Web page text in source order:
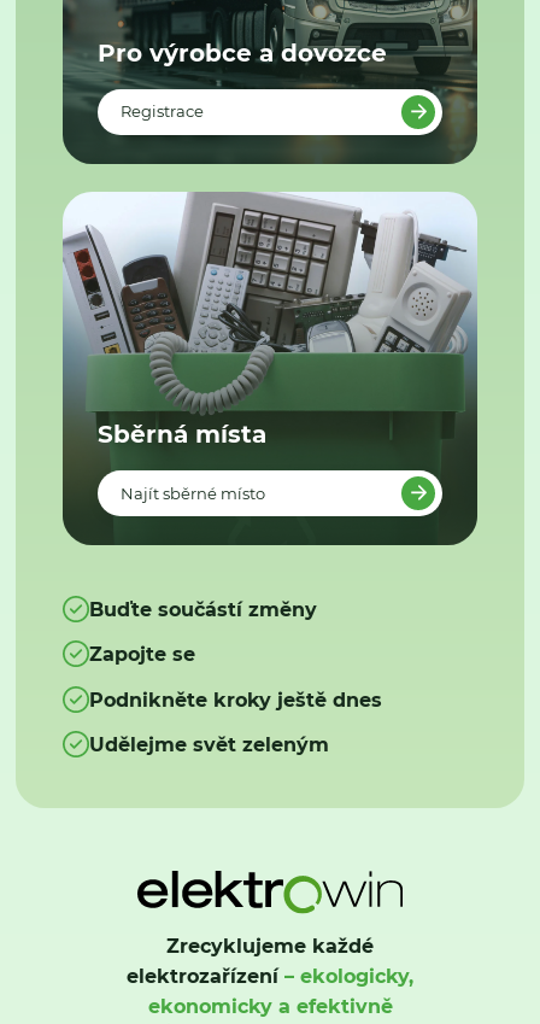
Pro výrobce a dovozce
Registrace
Sběrná místa
Najít sběrné místo
Buďte součástí změny
Zapojte se
Podnikněte kroky ještě dnes
Udělejme svět zeleným
Zrecyklujeme každé
elektrozařízení– ekologicky,
ekonomicky a efektivně